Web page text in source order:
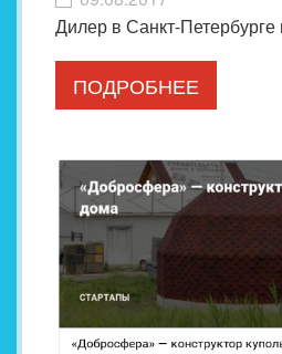
Дилер в Санкт-
ПОДРОБНЕЕ